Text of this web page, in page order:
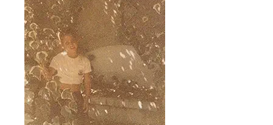
CERRAR